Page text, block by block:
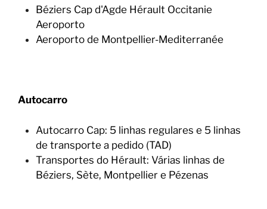
Béziers Cap d'Agde Hérault Occitanie
Aeroporto
Aeroporto de Montpellier-Mediterranée
Autocarro
Autocarro Cap: 5 linhas regulares e 5 linhas
de transporte a pedido (TAD)
Transportes do Hérault: Várias linhas de
Béziers, Sète, Montpellier e Pézenas